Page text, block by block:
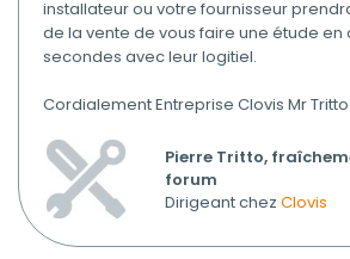
installateur ou votre fournisseur
de la vente de vous faire une étude en
secondes avec leur logitiel.
Cordialement Entreprise Clovis Mr
Pierre Tritto,
forum
Dirigeant chez Clovis